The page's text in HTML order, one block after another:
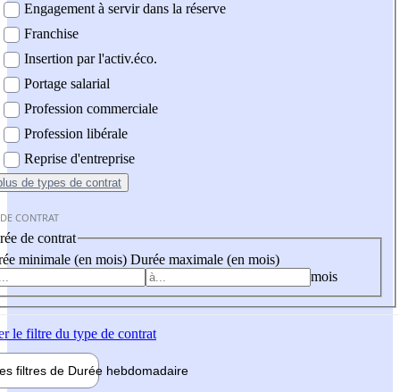
Engagement à servir dans la réserve
Franchise
Insertion par l'activ.éco.
Portage salarial
Profession commerciale
Profession libérale
Reprise d'entreprise
de types de contrat
CONTRAT
de contrat
minimale (en mois) Durée maximale (en mois)
mois
le filtre du type de contrat
filtres de Durée hebdomadaire